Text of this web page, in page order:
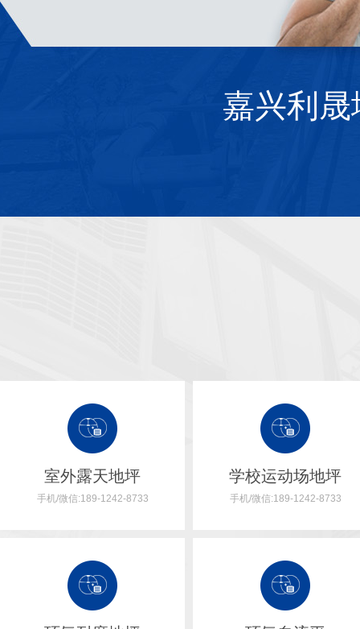
嘉兴利
室外露天地坪
手机/微信:189-1242-8733
学校运动场地坪
手机/微信:189-1242-8733